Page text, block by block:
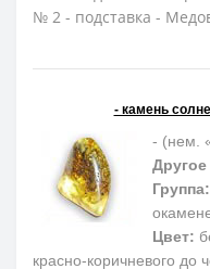
№ 2 - подставка -
- камень
- (нем.
Другое
Группа:
Цвет:
красно-коричневого до